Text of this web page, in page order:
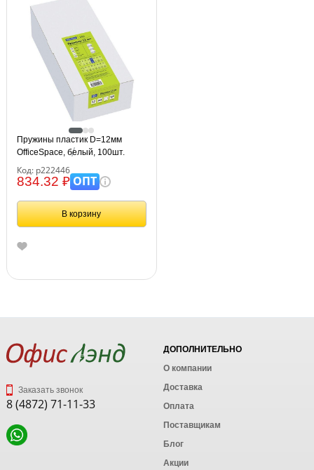
Пружины пластик D=12мм
OfficeSpace, белый, 100шт.
Код: р222446
834.32 ₽ОПТ
В корзину
Заказать звонок
8 (4872) 71-11-33
ДОПОЛНИТЕЛЬНО
О компании
Доставка
Оплата
Поставщикам
Блог
Акции